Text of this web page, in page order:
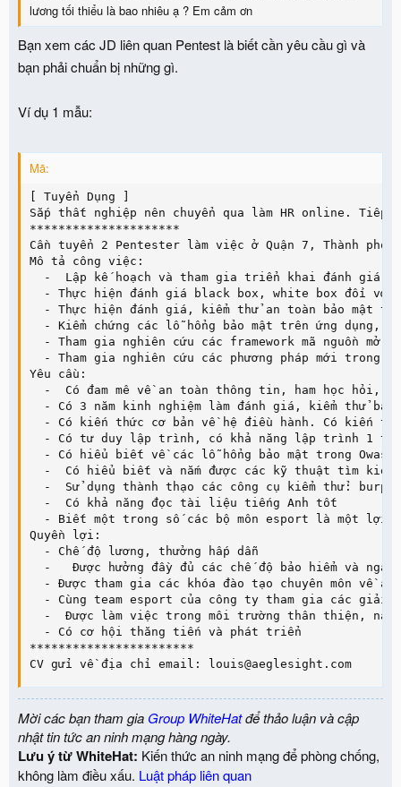
lương tối thiểu là bao nhiêu ạ ? Em cảm ơn
Bạn xem các JD liên quan Pentest là biết cần yêu cầu gì và
bạn phải chuẩn bị những gì.
Ví dụ 1 mẫu:
Mã:
[ Tuyển Dụng ]
Sắp thất nghiệp nên chuyển qua làm HR online.
*********************
Cần tuyển 2 Pentester làm việc ở Quận 7, Thành phố
Mô tả công việc:
-  Lập kế hoạch và tham gia triển khai đánh giá
- Thực hiện đánh giá black box, white box đối với
- Thực hiện đánh giá, kiểm thử an toàn bảo mật
- Kiểm chứng các lỗ hổng bảo mật trên ứng dụng,
- Tham gia nghiên cứu các framework mã nguồn mở,
- Tham gia nghiên cứu các phương pháp mới trong
Yêu cầu:
-  Có đam mê về an toàn thông tin, ham học hỏi,
- Có 3 năm kinh nghiệm làm đánh giá, kiểm thử bảo
- Có kiến thức cơ bản về hệ điều hành. Có kiến
- Có tư duy lập trình, có khả năng lập trình 1
- Có hiểu biết về các lỗ hổng bảo mật trong
-  Có hiểu biết và nắm được các kỹ thuật tìm
-  Sử dụng thành thạo các công cụ kiểm thử:
  -  Có khả năng đọc tài liệu tiếng Anh tốt
- Biết một trong số các bộ môn esport là một lợi
Quyền lợi:
  - Chế độ lương, thưởng hấp dẫn
-   Được hưởng đầy đủ các chế độ bảo hiểm và
- Được tham gia các khóa đào tạo chuyên môn về
- Cùng team esport của công ty tham gia các giải
-  Được làm việc trong môi trường thân thiện,
  - Có cơ hội thăng tiến và phát triển
***********************
CV gửi về địa chỉ email: louis@aeglesight.com
Mời các bạn tham gia Group WhiteHatđể thảo luận và cập
nhật tin tức an ninh mạng hàng ngày.
Lưu ý từ WhiteHat: Kiến thức an ninh mạng để phòng chống,
không làm điều xấu. Luật pháp liên quan